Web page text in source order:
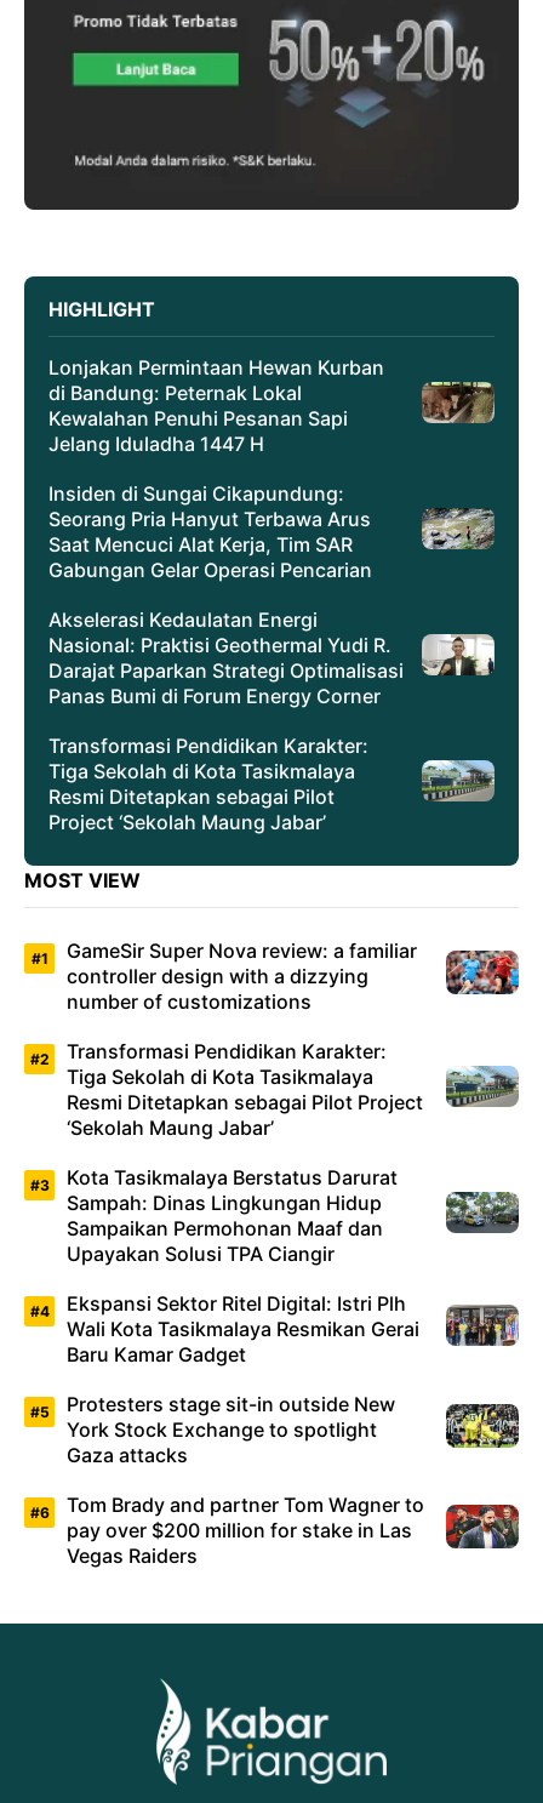
HIGHLIGHT
Lonjakan Permintaan Hewan Kurban
di Bandung: Peternak Lokal
Kewalahan Penuhi Pesanan Sapi
Jelang Iduladha 1447 H
Insiden di Sungai Cikapundung:
Seorang Pria Hanyut Terbawa Arus
Saat Mencuci Alat Kerja, Tim SAR
Gabungan Gelar Operasi Pencarian
Akselerasi Kedaulatan Energi
Nasional: Praktisi Geothermal Yudi R.
Darajat Paparkan Strategi Optimalisasi
Panas Bumi di Forum Energy Corner
Transformasi Pendidikan Karakter:
Tiga Sekolah di Kota Tasikmalaya
Resmi Ditetapkan sebagai Pilot
Project ‘Sekolah Maung Jabar’
MOST VIEW
GameSir Super Nova review: a familiar
controller design with a dizzying
number of customizations
Transformasi Pendidikan Karakter:
Tiga Sekolah di Kota Tasikmalaya
Resmi Ditetapkan sebagai Pilot Project
‘Sekolah Maung Jabar’
Kota Tasikmalaya Berstatus Darurat
Sampah: Dinas Lingkungan Hidup
Sampaikan Permohonan Maaf dan
Upayakan Solusi TPA Ciangir
Ekspansi Sektor Ritel Digital: Istri Plh
Wali Kota Tasikmalaya Resmikan Gerai
Baru Kamar Gadget
Protesters stage sit-in outside New
York Stock Exchange to spotlight
Gaza attacks
Tom Brady and partner Tom Wagner to
pay over $200 million for stake in Las
Vegas Raiders